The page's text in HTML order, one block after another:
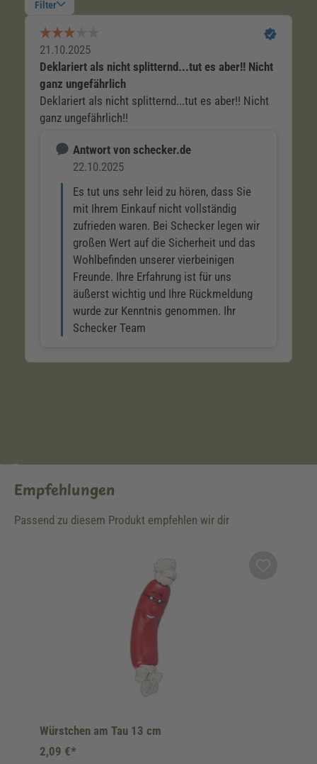
Empfehlungen
Passend zu diesem Produkt empfehlen wir dir
Würstchen am Tau 13 cm
2,09 €*